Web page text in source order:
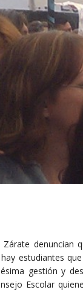
denuncian
estudiantes
gestión y
Escolar